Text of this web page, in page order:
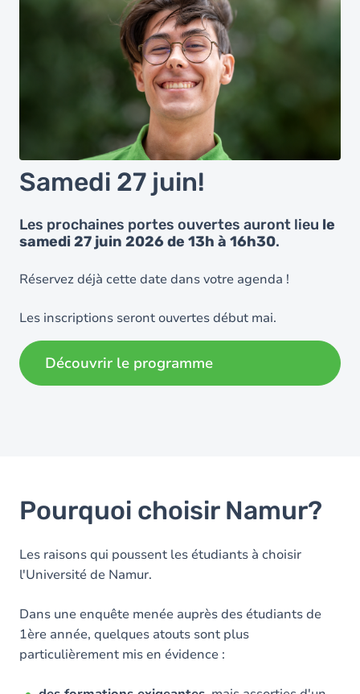
Samedi 27 juin!
Les prochaines portes ouvertes auront lieu le
samedi 27 juin 2026 de 13h à 16h30.
Réservez déjà cette date dans votre agenda !
Les inscriptions seront ouvertes début mai.
Découvrir le programme
Pourquoi choisir Namur?
Les raisons qui poussent les étudiants à choisir
l'Université de Namur.
Dans une enquête menée auprès des étudiants de
1ère année, quelques atouts sont plus
particulièrement mis en évidence :